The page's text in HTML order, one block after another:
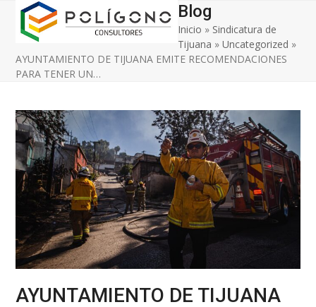
Skip
content
Open
mobile
menu
Close
mobile
menu
Blog
Inicio » Sindicatura de
Tijuana »Uncategorized »
AYUNTAMIENTO DE TIJUANA EMITE RECOMENDACIONES
PARA TENER UN…
AYUNTAMIENTO DE TIJUANA